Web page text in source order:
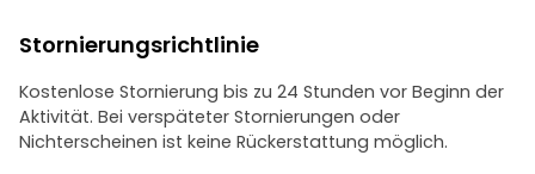
Stornierungsrichtlinie
Kostenlose Stornierung bis zu 24 Stunden vor Beginn der
Aktivität. Bei verspäteter Stornierungen oder
Nichterscheinen ist keine Rückerstattung möglich.